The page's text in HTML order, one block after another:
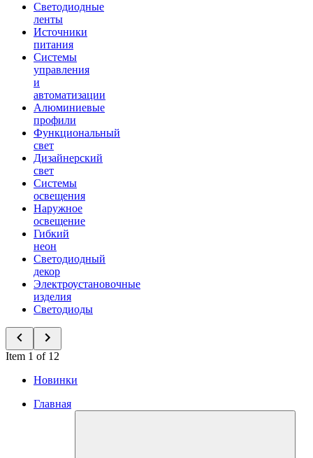
Светодиодные
ленты
Источники
питания
Системы
управления
и
автоматизации
Алюминиевые
профили
Функциональный
свет
Дизайнерский
свет
Системы
освещения
Наружное
освещение
Гибкий
неон
Светодиодный
декор
Электроустановочные
изделия
Светодиоды
Item 1 of 12
Новинки
Главная